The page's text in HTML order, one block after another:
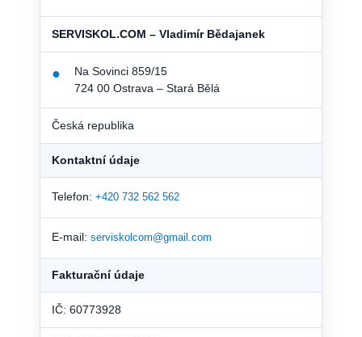
SERVISKOL.COM – Vladimír Bědajanek
●
Na Sovinci 859/15
724 00 Ostrava – Stará Bělá
Česká republika
Kontaktní údaje
Telefon: +420 732 562 562
E-mail: serviskolcom@gmail.com
Fakturační údaje
IČ: 60773928